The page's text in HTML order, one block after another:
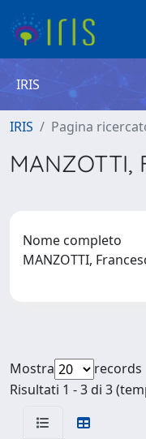
IRIS
IRIS Pagina
MANZOTTI,
Nome completo
MANZOTTI,
Mostra
records
Risultati 1 - 3 di 3